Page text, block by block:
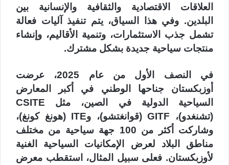
العلاقات الاقتصادية والثقافية والإنسانية بين
البلدين. وفي هذا السياق، يتم تنفيذ آليات فعالة
تشمل جذب الاستثمارات، وتنمية الأقاليم، وإنشاء
منتجات سياحية جديدة بشكل مشترك.
في النصف الأول من عام 2025، عرضت
أوزبكستان جناحها الوطني في أكبر المعارض
السياحية الدولية في الصين، مثل CSITE
(تشنغدو)، GITF (قوانغتشو)، وITE (هونغ كونغ)،
وشاركت أكثر من 100 جهة سياحية من مختلف
مناطق البلاد لعرض الإمكانيات السياحية الغنية
لأوزبكستان. فعلى سبيل المثال، استقطب معرض